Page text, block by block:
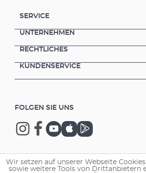
SERVICE
UNTERNEHMEN
RECHTLICHES
KUNDENSERVICE
FOLGEN SIE UNS
Copyright © 2026 EHEIM GmbH & Co. KG.
Wir setzen auf unserer Webseite
sowie weitere Tools von Drittanbietern